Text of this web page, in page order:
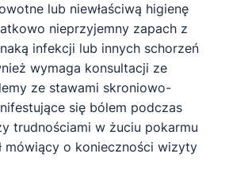
lub niewłaściwą higienę
nieprzyjemny zapach z
infekcji lub innych schorzeń
wymaga konsultacji ze
ze stawami skroniowo-
się bólem podczas
trudnościami w żuciu pokarmu
mówiący o konieczności wizyty